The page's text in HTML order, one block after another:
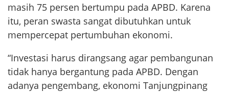
masih 75 persen bertumpu pada APBD. Karena
itu, peran swasta sangat dibutuhkan untuk
mempercepat pertumbuhan ekonomi.
“Investasi harus dirangsang agar pembangunan
tidak hanya bergantung pada APBD. Dengan
adanya pengembang, ekonomi Tanjungpinang